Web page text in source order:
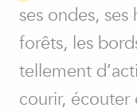
ses ondes,
forêts, les
tellement
courir, écouter